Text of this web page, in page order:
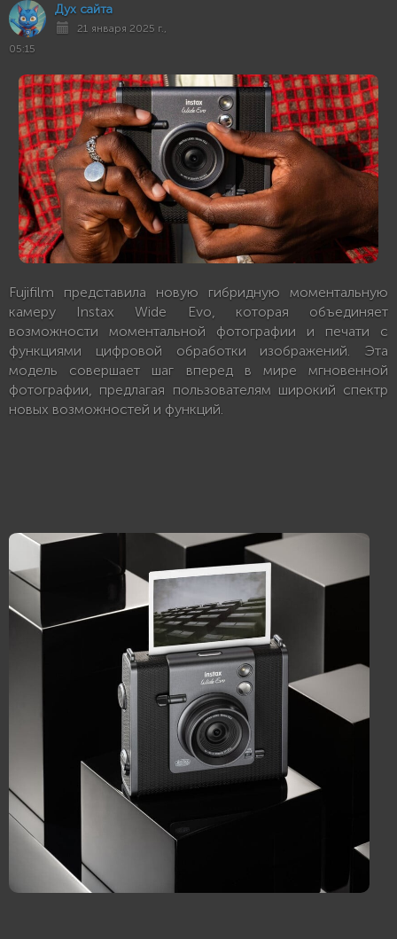
Дух сайта
21 января 2025 г.,
05:15
Fujifilm представила новую гибридную моментальную
камеру Instax Wide Evo, которая объединяет
возможности моментальной фотографии и печати с
функциями цифровой обработки изображений. Эта
модель совершает шаг вперед в мире мгновенной
фотографии, предлагая пользователям широкий спектр
новых возможностей и функций.